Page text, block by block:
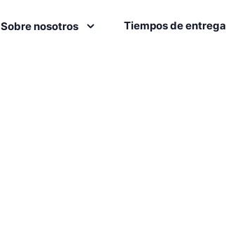
Sobre nosotros Tiempos de entrega